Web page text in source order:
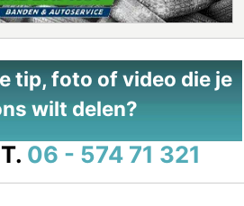
tip, foto of video die je
wilt delen?
T. 06 - 574 71 321